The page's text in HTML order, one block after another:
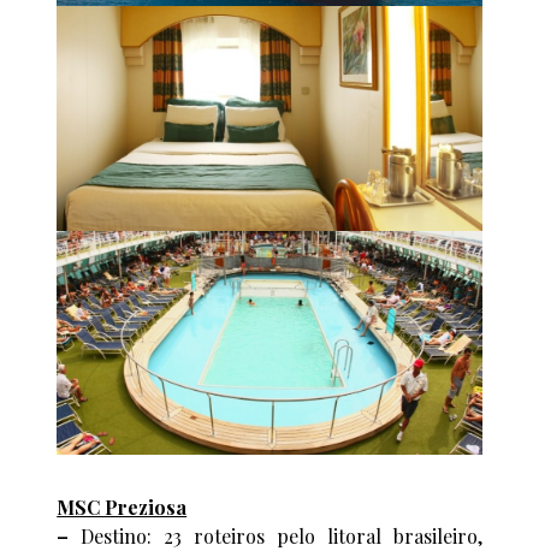
MSC Preziosa
– Destino: 23 roteiros pelo litoral brasileiro,